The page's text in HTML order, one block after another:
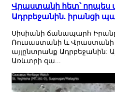
Վրաստանի հետ՝ որպես
Ադրբեջանին. իրանցի
Սիսիանի ճանապարհ
Ռուսաստանի և Վրաստանի
այլընտրանք Ադրբեջանին:
Առևտրի զա...